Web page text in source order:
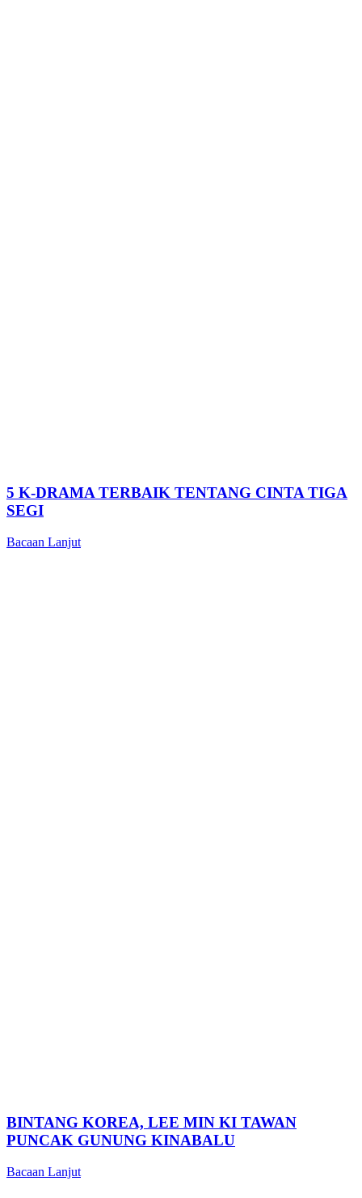
5 K-DRAMA TERBAIK TENTANG CINTA TIGA
SEGI
Bacaan Lanjut
BINTANG KOREA, LEE MIN KI TAWAN
PUNCAK GUNUNG KINABALU
Bacaan Lanjut